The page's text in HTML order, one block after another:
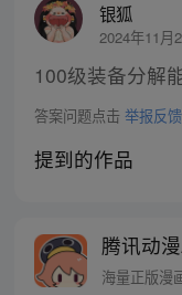
银狐
2024年11月
100级装备分解
答案问题点击 举报反馈
提到的作品
腾讯动
海量正版漫